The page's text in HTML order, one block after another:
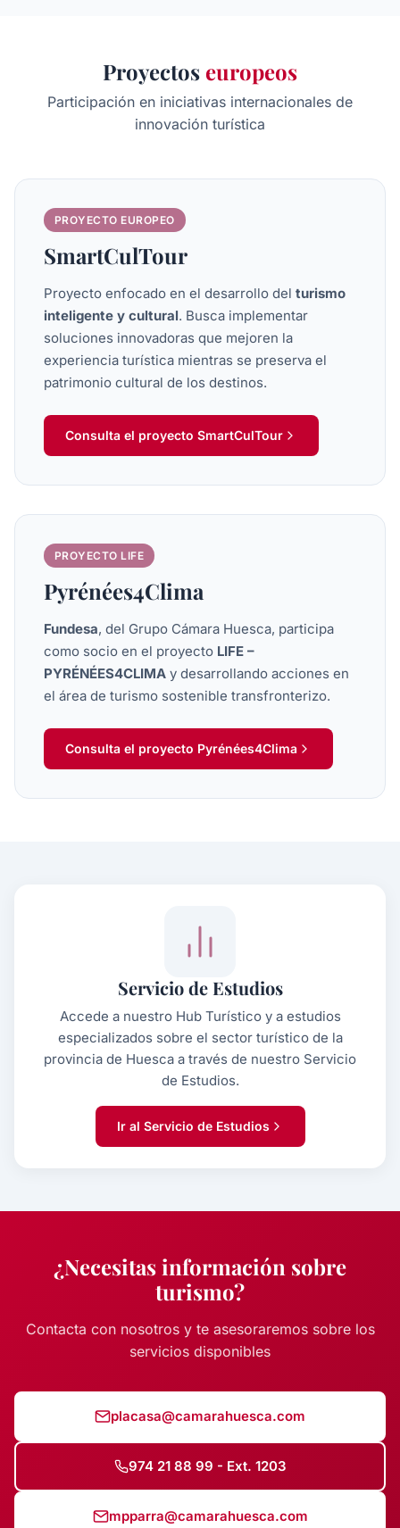
Proyectos europeos
Participación en iniciativas internacionales de
innovación turística
PROYECTO EUROPEO
SmartCulTour
Proyecto enfocado en el desarrollo del turismo
inteligente y cultural. Busca implementar
soluciones innovadoras que mejoren la
experiencia turística mientras se preserva el
patrimonio cultural de los destinos.
Consulta el proyecto SmartCulTour
PROYECTO LIFE
Pyrénées4Clima
Fundesa, del Grupo Cámara Huesca, participa
como socio en el proyecto LIFE –
PYRÉNÉES4CLIMA y desarrollando acciones en
el área de turismo sostenible transfronterizo.
Consulta el proyecto Pyrénées4Clima
Servicio de Estudios
Accede a nuestro Hub Turístico y a estudios
especializados sobre el sector turístico de la
provincia de Huesca a través de nuestro Servicio
de Estudios.
Ir al Servicio de Estudios
¿Necesitas información sobre
turismo?
Contacta con nosotros y te asesoraremos sobre los
servicios disponibles
placasa@camarahuesca.com
974 21 88 99 - Ext. 1203
mpparra@camarahuesca.com